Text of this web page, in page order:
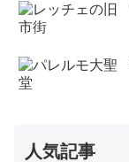
人気記事